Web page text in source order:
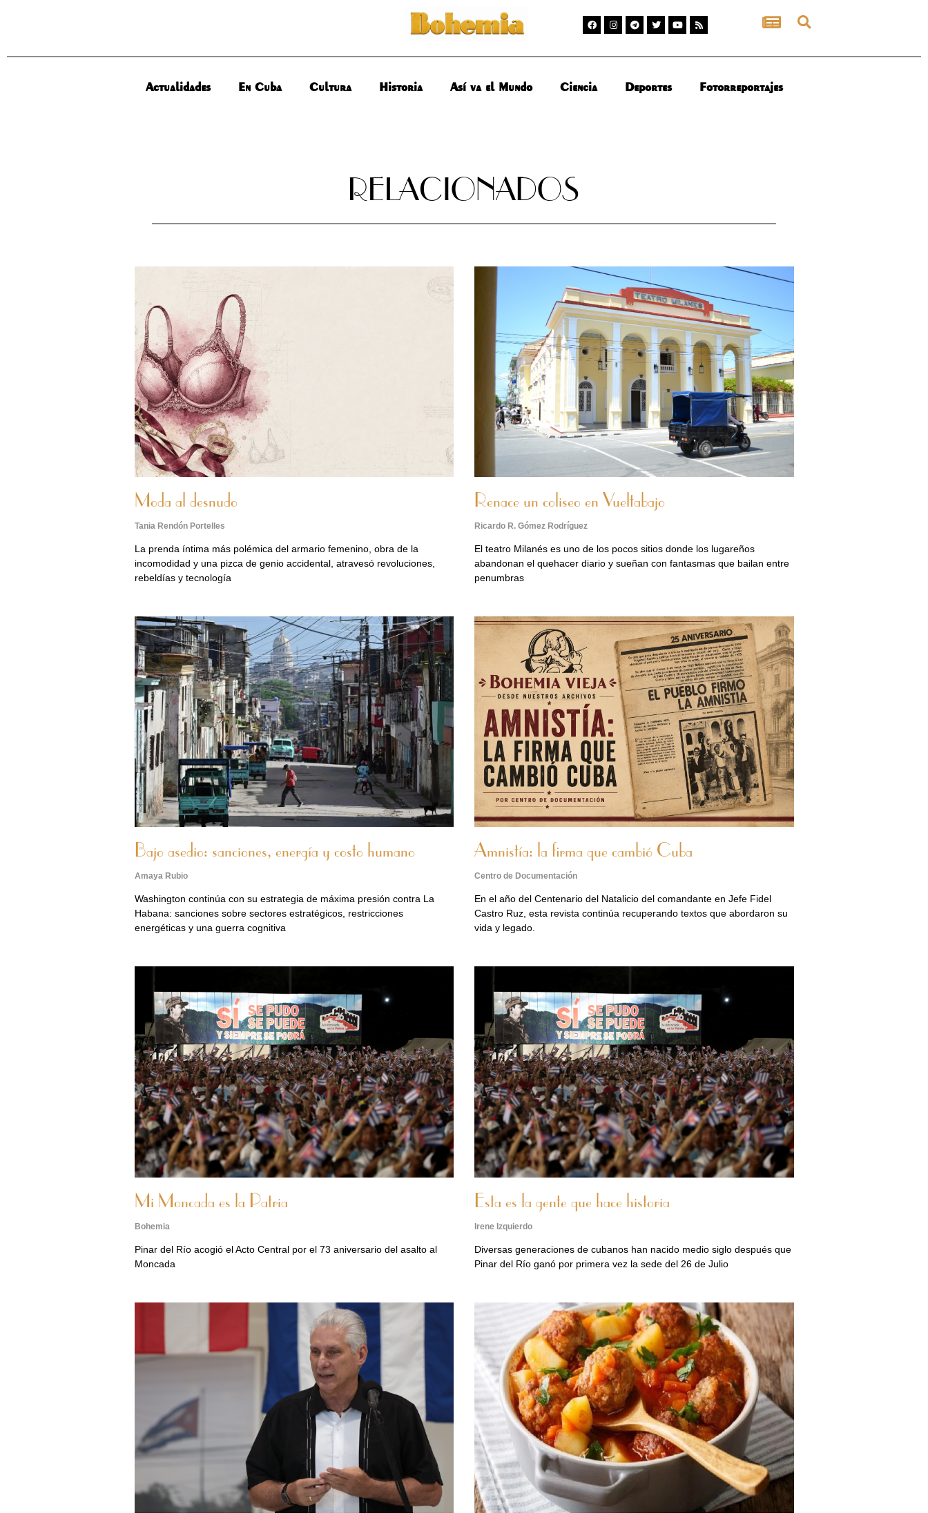
Actualidades En Cuba Cultura Historia Así va el Mundo Ciencia Deportes Fotorreportajes
RELACIONADOS
Moda al desnudo
Tania Rendón Portelles
La prenda íntima más polémica del armario femenino, obra de la
incomodidad y una pizca de genio accidental, atravesó revoluciones,
rebeldías y tecnología
Renace un coliseo en Vueltabajo
Ricardo R. Gómez Rodríguez
El teatro Milanés es uno de los pocos sitios donde los lugareños
abandonan el quehacer diario y sueñan con fantasmas que bailan entre
penumbras
Bajo asedio: sanciones, energía y costo humano
Amaya Rubio
Washington continúa con su estrategia de máxima presión contra La
Habana: sanciones sobre sectores estratégicos, restricciones
energéticas y una guerra cognitiva
Amnistía: la firma que cambió Cuba
Centro de Documentación
En el año del Centenario del Natalicio del comandante en Jefe Fidel
Castro Ruz, esta revista continúa recuperando textos que abordaron su
vida y legado.
Mi Moncada es la Patria
Bohemia
Pinar del Río acogió el Acto Central por el 73 aniversario del asalto al
Moncada
Esta es la gente que hace historia
Irene Izquierdo
Diversas generaciones de cubanos han nacido medio siglo después que
Pinar del Río ganó por primera vez la sede del 26 de Julio